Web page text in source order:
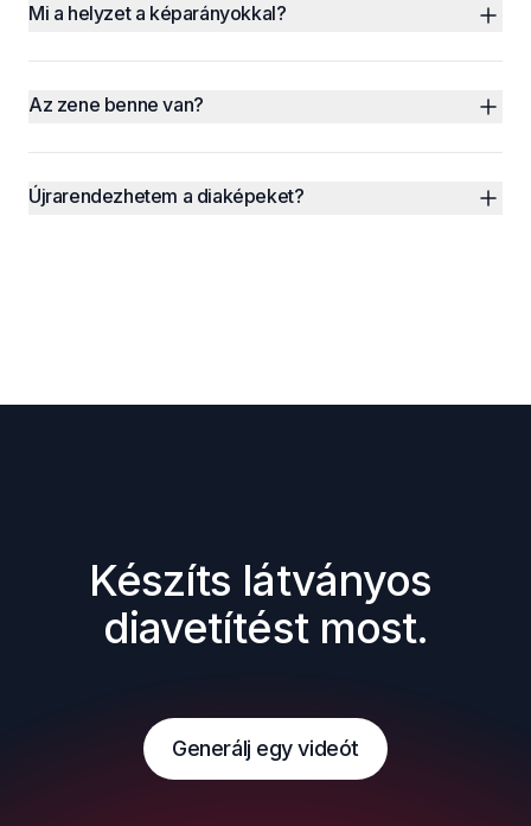
Mi a helyzet a képarányokkal?
Az zene benne van?
Újrarendezhetem a diaképeket?
Készíts látványos
diavetítést most.
Generálj egy videót